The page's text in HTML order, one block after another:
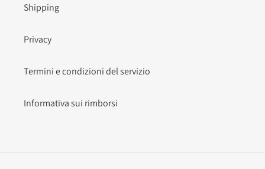
Shipping
Privacy
Termini e condizioni del servizio
Informativa sui rimborsi